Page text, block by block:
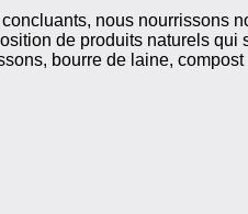
nous nourrissons
de produits naturels qui
bourre de laine, compost